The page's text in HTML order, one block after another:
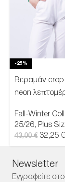
-25%
Βεραμάν
neon
Fall-Winter
25/26, Plus
43,00€ 32,25 €
Newsletter
Εγγραφείτε